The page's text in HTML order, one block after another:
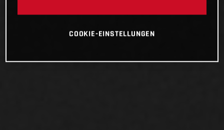
COOKIE-EINSTELLUNGEN